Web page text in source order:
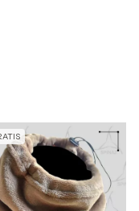
pares (4 por talles,